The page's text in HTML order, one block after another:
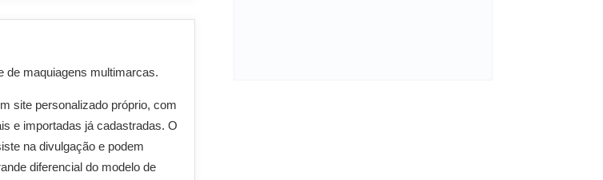
de maquiagens multimarcas.
site personalizado próprio, com
e importadas já cadastradas. O
na divulgação e podem
diferencial do modelo de